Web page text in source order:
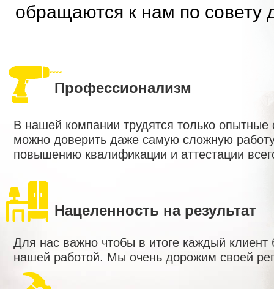
обращаются к нам по совету
Профессионализм
Нацеленность на результат
Для нас важно чтобы в итоге каждый
нашей работой. Мы очень дорожим своей
В нашей компании трудятся только
можно доверить даже самую сложную
повышению квалификации и аттестации